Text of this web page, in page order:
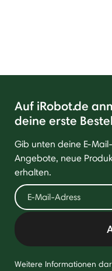
Auf iRobot.de
deine erste
Gib unten deine E-
Angebote, neue
erhalten.
Weitere Informationen